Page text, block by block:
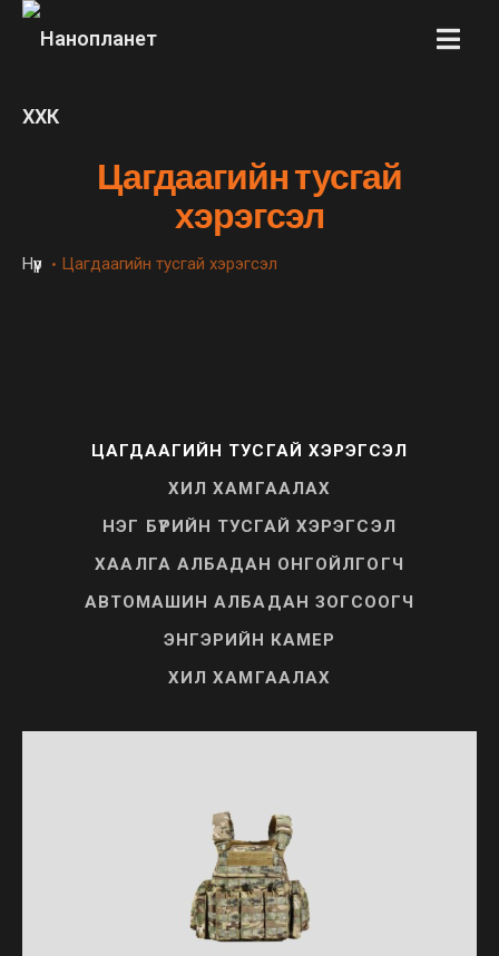
MENU
Цагдаагийн тусгай
хэрэгсэл
Нүүр • Цагдаагийн тусгай хэрэгсэл
ЦАГДААГИЙН ТУСГАЙ ХЭРЭГСЭЛ
ХИЛ ХАМГААЛАХ
НЭГ БҮРИЙН ТУСГАЙ ХЭРЭГСЭЛ
ХААЛГА АЛБАДАН ОНГОЙЛГОГЧ
АВТОМАШИН АЛБАДАН ЗОГСООГЧ
ЭНГЭРИЙН КАМЕР
ХИЛ ХАМГААЛАХ